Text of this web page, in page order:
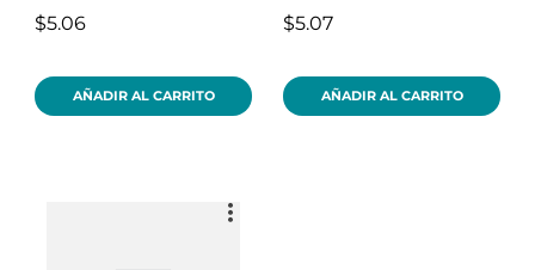
$5.06
AÑADIR AL CARRITO
$5.07
AÑADIR AL CARRITO